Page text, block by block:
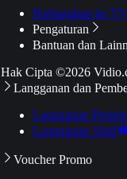
Hubungkan ke TV
Pengaturan
Bantuan dan
Hak Cipta ©2026
Langganan dan
Langganan
Langganan Aktif
Voucher Promo